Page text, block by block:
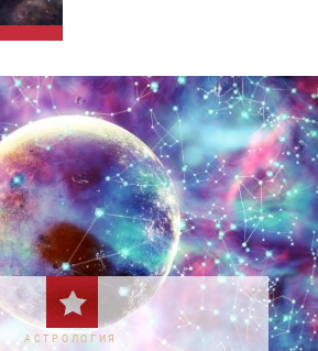
АСТРОЛОГИЯ